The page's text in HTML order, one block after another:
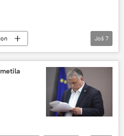
Srpska (RS)
kosovski Albanci
Još 7